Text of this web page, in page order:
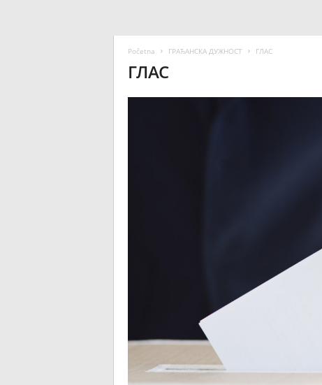
Početna ГРАЂАНСКА ДУЖНОСТ ГЛАС
ГЛАС